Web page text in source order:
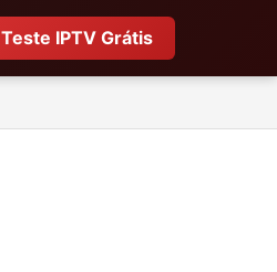
Teste IPTV Grátis